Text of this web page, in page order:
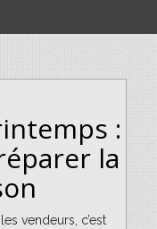
:
la
vendeurs, c’est